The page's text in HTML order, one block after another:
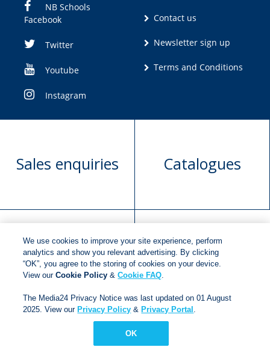
NB Schools
Facebook
Twitter
Youtube
Instagram
Contact us
Newsletter sign up
Terms and Conditions
Sales enquiries Catalogues
Manuscript
submission
Request book
rights
Copyright © 2018Jonathan Ball Publishers
Netgen Custom Software
We use cookies to improve your site experience, perform
analytics and show you relevant advertising. By clicking
“OK”, you agree to the storing of cookies on your device.
View ourCookie Policy &Cookie FAQ.
The Media24 Privacy Notice was last updated on 01 August
2025. View our Privacy Policy & Privacy Portal .
OK